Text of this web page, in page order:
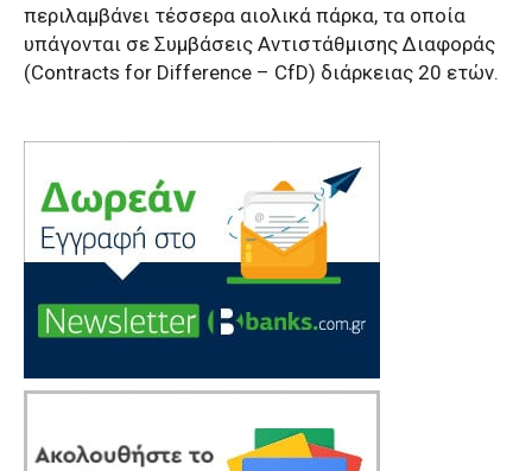
περιλαμβάνει τέσσερα αιολικά πάρκα, τα οποία
υπάγονται σε Συμβάσεις Αντιστάθμισης Διαφοράς
(Contracts for Difference – CfD) διάρκειας 20 ετών.